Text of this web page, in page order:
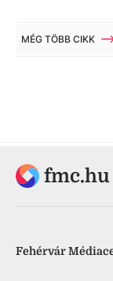
MÉG TÖBB CIKK
fmc.hu
Fehérvár